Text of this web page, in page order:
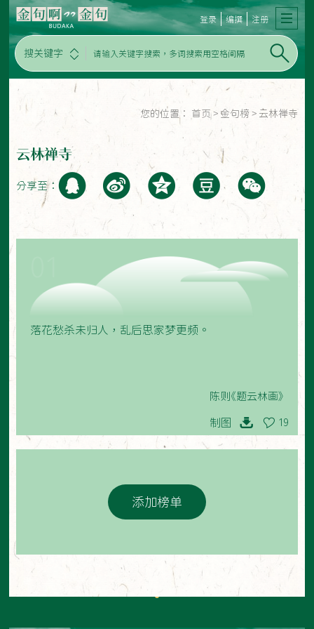
搜关键字
登录 编撰 注册
您的位置： 首页 > 金句榜 > 云林禅寺
云林禅寺
分享至：
落花愁杀未归人，乱后思家梦更频。
陈则《题云林画》
制图 19
添加榜单